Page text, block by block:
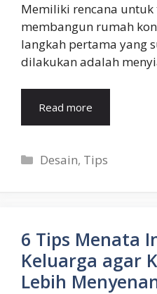
Memiliki rencana
membangun rumah
langkah pertama yang
dilakukan adalah
Read more
Categories
Desain, Tips
6 Tips Menata
Keluarga agar
Lebih